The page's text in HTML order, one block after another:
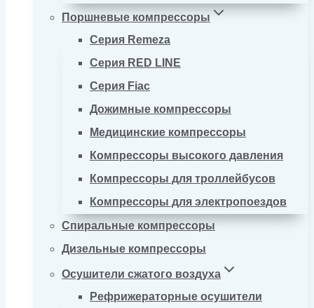
Поршневые компрессоры
Серия Remeza
Серия RED LINE
Серия Fiac
Дожимные компрессоры
Медицинские компрессоры
Компрессоры высокого давления
Компрессоры для троллейбусов
Компрессоры для электропоездов
Спиральные компрессоры
Дизельные компрессоры
Осушители сжатого воздуха
Рефрижераторные осушители